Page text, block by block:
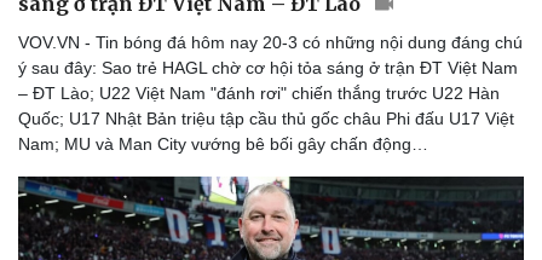
VOV.VN - Tin bóng đá hôm nay 20-3 có những nội dung đáng chú
ý sau đây: Sao trẻ HAGL chờ cơ hội tỏa sáng ở trận ĐT Việt Nam
– ĐT Lào; U22 Việt Nam "đánh rơi" chiến thắng trước U22 Hàn
Quốc; U17 Nhật Bản triệu tập cầu thủ gốc châu Phi đấu U17 Việt
Nam; MU và Man City vướng bê bối gây chấn động…